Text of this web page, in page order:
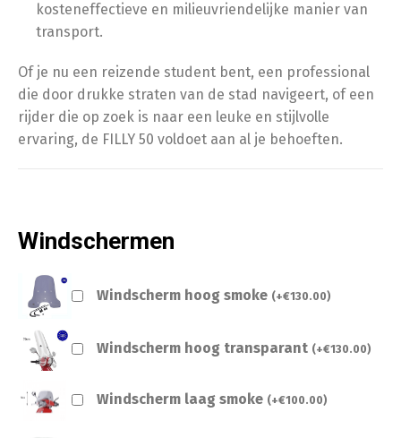
kosteneffectieve en milieuvriendelijke manier van
transport.
Of je nu een reizende student bent, een professional
die door drukke straten van de stad navigeert, of een
rijder die op zoek is naar een leuke en stijlvolle
ervaring, de FILLY 50 voldoet aan al je behoeften.
Windschermen
Windscherm hoog smoke (+€130.00)
Windscherm hoog transparant (+€130.00)
Windscherm laag smoke (+€100.00)